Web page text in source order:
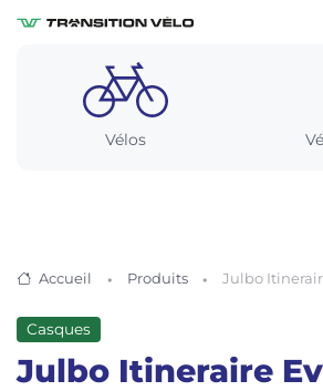
Vélos
Accueil Produits Julbo
Casques
Julbo Itineraire